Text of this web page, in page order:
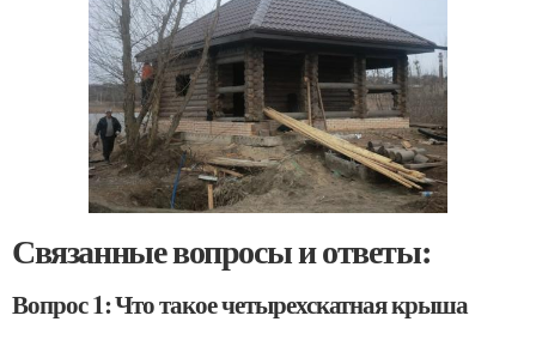
Связанные вопросы и ответы:
Вопрос 1: Что такое четырехскатная крыша